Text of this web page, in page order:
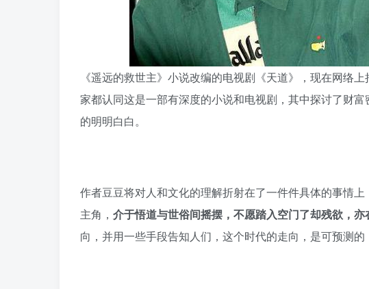
《遥远的救世主》小说改编的电视剧《天道》，现在网络
家都认同这是一部有深度的小说和电视剧，其中探讨了财
的明明白白。
作者豆豆将对人和文化的理解折射在了一件件具体的事情
主角， 介于悟道与世俗间摇摆，不愿踏入空门了却残欲，
向，并用一些手段告知人们，这个时代的走向，是可预测的